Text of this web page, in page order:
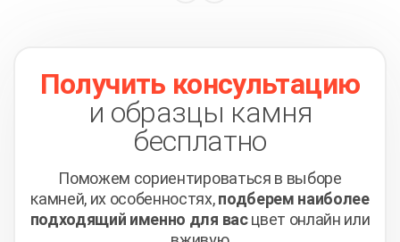
Получить консультацию
и образцы камня
бесплатно
Поможем сориентироваться в выборе
камней, их особенностях,подберем наиболее
подходящий именно для васцвет онлайн или